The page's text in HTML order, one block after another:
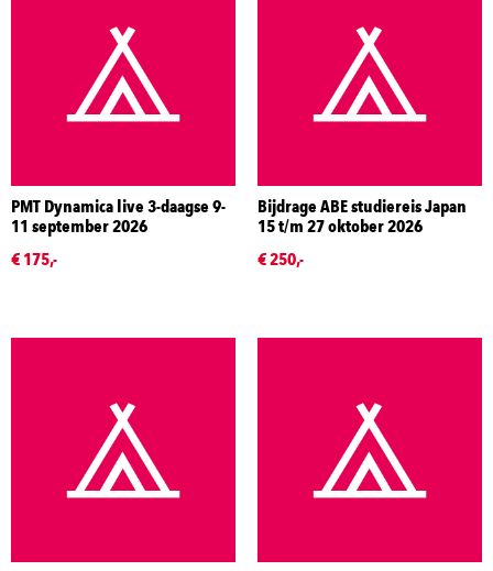
PMT Dynamica live 3-daagse 9-
11 september 2026
€ 175,-
Bijdrage ABE studiereis Japan
15 t/m 27 oktober 2026
€ 250,-